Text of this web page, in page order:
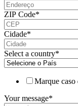
ZIP Code*
Cidade*
Select a country*
Marque caso
Your message*